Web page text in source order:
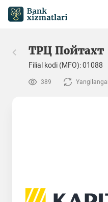
ТРЦ Пойтахт
Filial kodi (MFO): 01088
389